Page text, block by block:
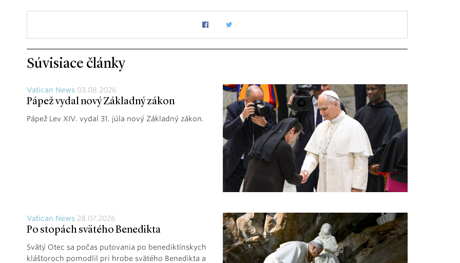
Súvisiace články
Vatican News 03.08.2026
Pápež vydal nový Základný zákon
Pápež Lev XIV. vydal 31. júla nový Základný zákon.
Vatican News 28.07.2026
Po stopách svätého Benedikta
Svätý Otec sa počas putovania po benediktínskych
kláštoroch pomodlil pri hrobe svätého Benedikta a